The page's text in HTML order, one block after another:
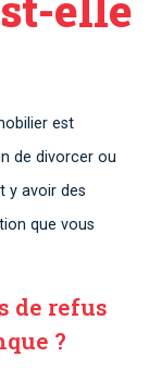
est
de divorcer ou
y avoir des
que vous
de refus
?